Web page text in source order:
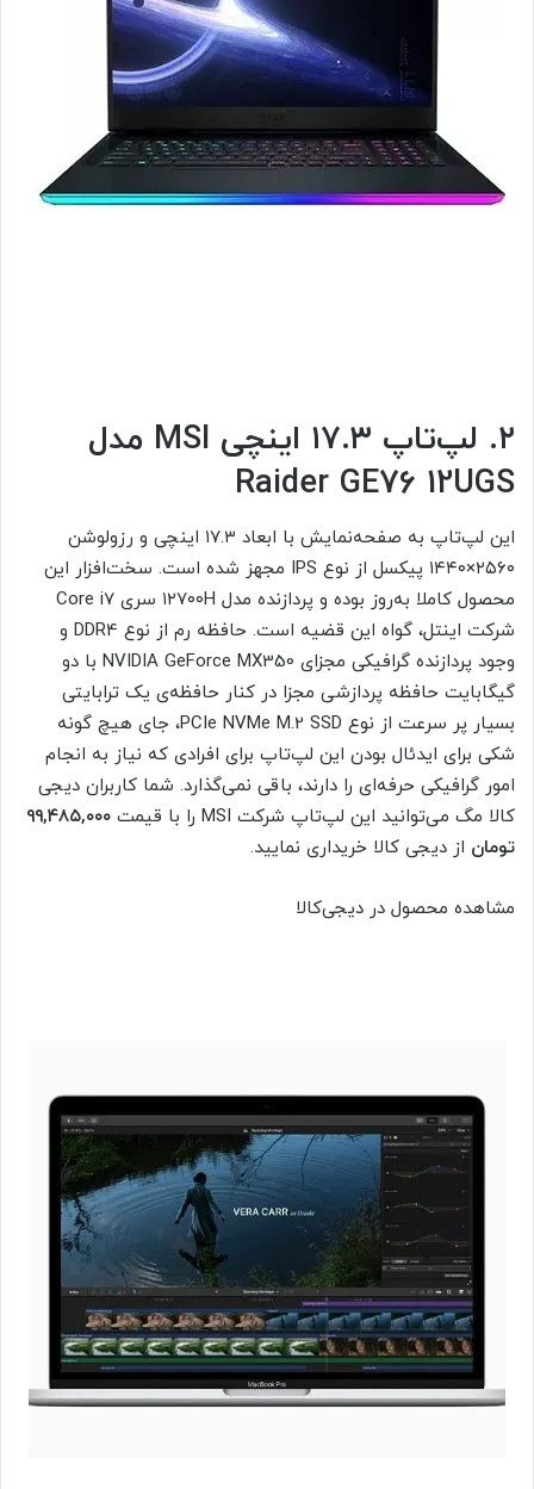
۲. لپ‌تاپ ۱۷.۳ اینچی MSI مدل
Raider GE76 12UGS
این لپ‌تاپ به صفحه‌نمایش با ابعاد ۱۷.۳ اینچی و رزولوشن
۲۵۶۰×۱۴۴۰ پیکسل از نوع IPS مجهز شده است. سخت‌افزار این
محصول کاملا به‌روز بوده و پردازنده مدل ۱۲۷۰۰H سری Core i7
شرکت اینتل، گواه این قضیه است. حافظه رم از نوع DDR4 و
وجود پردازنده گرافیکی مجزای NVIDIA GeForce MX350 با دو
گیگابایت حافظه پردازشی مجزا در کنار حافظه‌ی یک ترابایتی
بسیار پر سرعت از نوع PCIe NVMe M.2 SSD، جای هیچ گونه
شکی برای ایدئال بودن این لپ‌تاپ برای افرادی که نیاز به انجام
امور گرافیکی حرفه‌ای را دارند، باقی نمی‌گذارد. شما کاربران دیجی
کالا مگ می‌توانید این لپ‌تاپ شرکت MSI را با قیمت
۹۹,۴۸۵,۰۰۰
تومان از دیجی کالا خریداری نمایید.
مشاهده محصول در دیجی‌کالا